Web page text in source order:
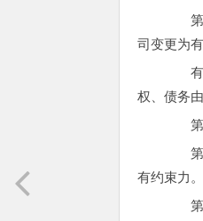
第九
司变更为
有限
权、债务
第十
第十
有约束力。
第十